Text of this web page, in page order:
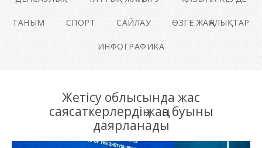
ТАНЫМ СПОРТ САЙЛАУ ӨЗГЕ ЖАҢАЛЫҚТАР
ИНФОГРАФИКА
Жетісу облысында жас
саясаткерлердің жаңа буыны
даярланады